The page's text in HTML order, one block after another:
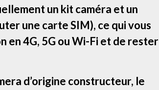
un kit caméra et un
une carte SIM), ce qui vous
en 4G, 5G ou Wi-Fi et de rester
d’origine constructeur, le